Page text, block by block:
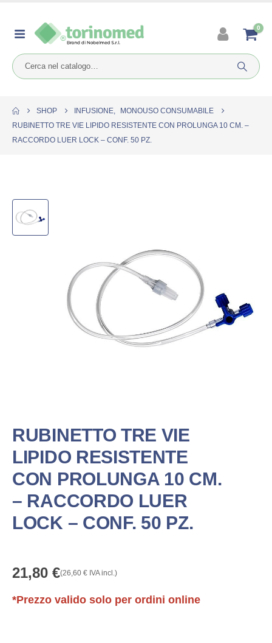
0
SHOP INFUSIONE,
MONOUSO CONSUMABILE
RUBINETTO TRE VIE LIPIDO RESISTENTE CON PROLUNGA 10 CM. –
RACCORDO LUER LOCK – CONF. 50 PZ.
RUBINETTO TRE VIE
LIPIDO RESISTENTE
CON PROLUNGA 10 CM.
– RACCORDO LUER
LOCK – CONF. 50 PZ.
21,80 €(26,60 € IVA incl.)
*Prezzo valido solo per ordini online